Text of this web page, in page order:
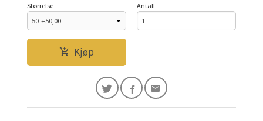
Størrelse Antall
Kjøp